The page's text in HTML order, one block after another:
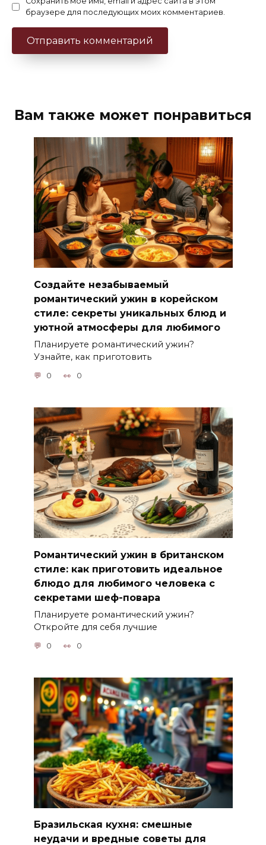
браузере для последующих моих комментариев.
Вам также может понравиться
Создайте незабываемый
романтический ужин в корейском
стиле: секреты уникальных блюд и
уютной атмосферы для любимого
Планируете романтический ужин?
Узнайте, как приготовить
0 0
Романтический ужин в британском
стиле: как приготовить идеальное
блюдо для любимого человека с
секретами шеф-повара
Планируете романтический ужин?
Откройте для себя лучшие
0 0
Бразильская кухня: смешные
неудачи и вредные советы для